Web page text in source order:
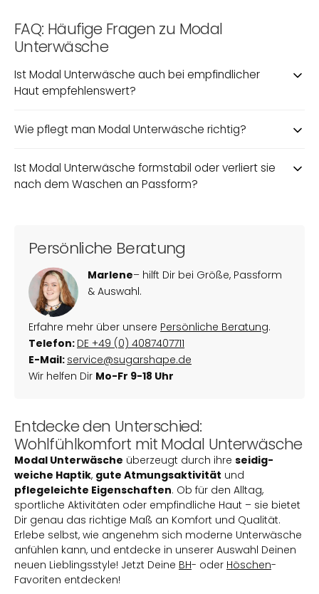
FAQ: Häufige Fragen zu Modal
Unterwäsche
Ist Modal Unterwäsche auch bei empfindlicher
Haut empfehlenswert?
Wie pflegt man Modal Unterwäsche richtig?
Ist Modal Unterwäsche formstabil oder verliert sie
nach dem Waschen an Passform?
Persönliche Beratung
Marlene– hilft Dir bei Größe, Passform
& Auswahl.
Erfahre mehr über unsere Persönliche Beratung.
Telefon: DE +49 (0) 4087407711
E-Mail: service@sugarshape.de
Wir helfen Dir Mo-Fr 9-18 Uhr
Entdecke den Unterschied:
Wohlfühlkomfort mit Modal Unterwäsche
Modal Unterwäsche überzeugt durch ihre seidig-
weiche Haptik, gute Atmungsaktivität und
pflegeleichte Eigenschaften. Ob für den Alltag,
sportliche Aktivitäten oder empfindliche Haut – sie bietet
Dir genau das richtige Maß an Komfort und Qualität.
Erlebe selbst, wie angenehm sich moderne Unterwäsche
anfühlen kann, und entdecke in unserer Auswahl Deinen
neuen Lieblingsstyle! Jetzt Deine BH- oder Höschen-
Favoriten entdecken!